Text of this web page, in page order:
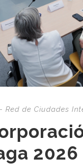
Red de Ciudades
2026